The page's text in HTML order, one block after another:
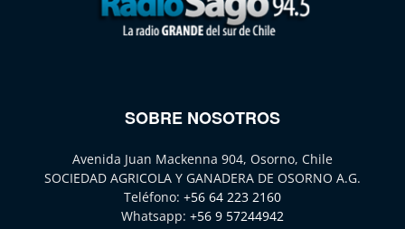
SOBRE NOSOTROS
Avenida Juan Mackenna 904, Osorno, Chile
SOCIEDAD AGRICOLA Y GANADERA DE OSORNO A.G.
Teléfono: +56 64 223 2160
Whatsapp: +56 9 57244942